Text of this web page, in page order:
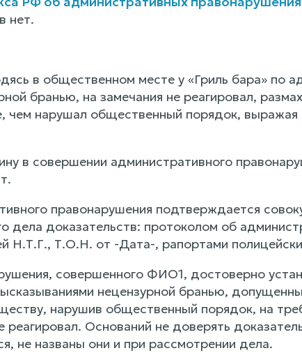
нет.
в общественном месте у «Гриль бара» по
бранью, на замечания не реагировал,
чем нарушал общественный порядок, выражая
в совершении административного
правонарушения подтверждается
дела доказательств: протоколом об
Н.Т.Г., Т.О.Н. от -Дата-, рапортами
совершенного ФИО1, достоверно
нецензурной бранью,
нарушив общественный порядок, на
Оснований не доверять
не названы они и при рассмотрении дела.